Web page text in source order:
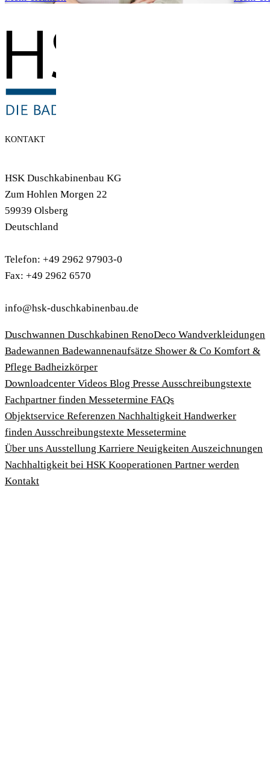
KONTAKT
HSK Duschkabinenbau KG
Zum Hohlen Morgen 22
59939 Olsberg
Deutschland
Telefon: +49 2962 97903-0
Fax: +49 2962 6570
info@hsk-duschkabinenbau.de
Duschwannen Duschkabinen RenoDeco Wandverkleidungen
Badewannen Badewannenaufsätze Shower & Co Komfort &
Pflege Badheizkörper
Download­center Videos Blog Presse Ausschreibungstexte
Fachpartner finden Messetermine FAQs
Objektservice Referenzen Nachhaltigkeit Handwerker
findenAusschreibungstexte Messetermine
Über uns Ausstellung Karriere NeuigkeitenAuszeichnungen
Nachhaltigkeit bei HSK Kooperationen Partner werden
Kontakt